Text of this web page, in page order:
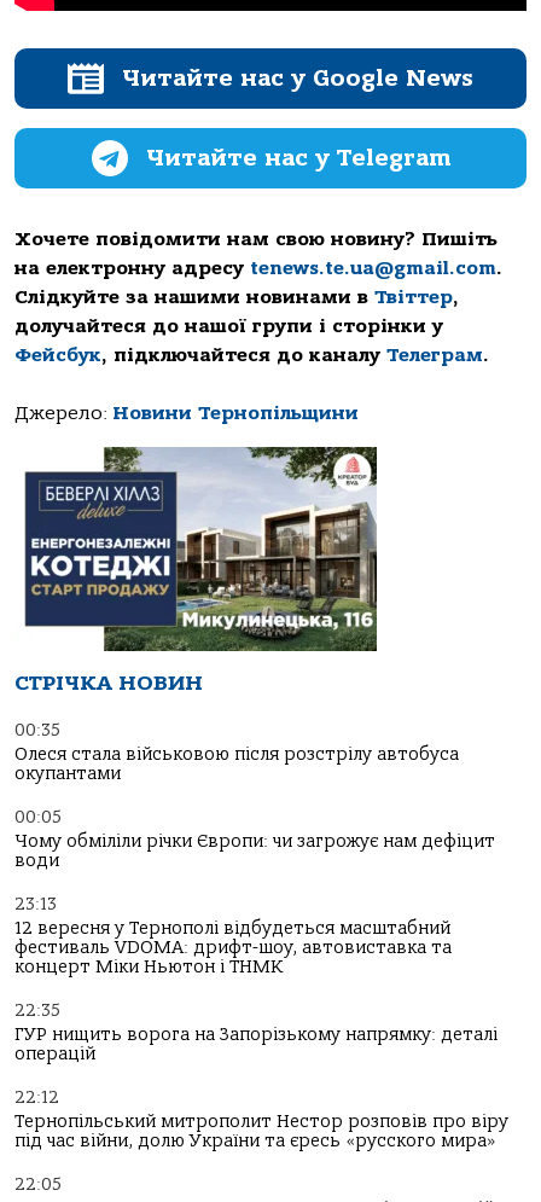
Читайте нас у Google News
Читайте нас у Telegram
Хочете повідомити нам свою новину? Пишіть
на електронну адресу tenews.te.ua@gmail.com.
Слідкуйте за нашими новинами в Твіттер,
долучайтеся до нашої групи і сторінки у
Фейсбук, підключайтеся до каналу Телеграм.
Джерело: Новини Тернопільщини
СТРІЧКА НОВИН
00:35
Олеся стала військовою після розстрілу автобуса
окупантами
00:05
Чому обміліли річки Європи: чи загрожує нам дефіцит
води
23:13
12 вересня у Тернополі відбудеться масштабний
фестиваль VDOMA: дрифт-шоу, автовиставка та
концерт Міки Ньютон і ТНМК
22:35
ГУР нищить ворога на Запорізькому напрямку: деталі
операцій
22:12
Тернопільський митрополит Нестор розповів про віру
під час війни, долю України та єресь «русского мира»
22:05